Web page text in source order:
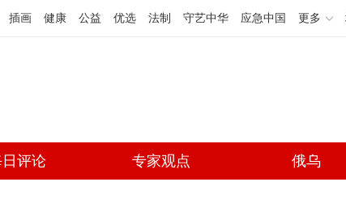
插画 健康 公益 优选 法制 守艺中华 应急中国 更多
评论 专家观点 俄乌